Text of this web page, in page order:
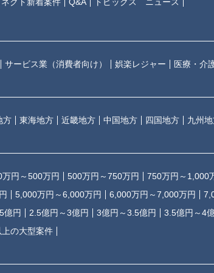
サービス業（消費者向け） 娯楽レジャー 医療・介
方 東海地方 近畿地方 中国地方 四国地方 九州
万円～500万円 500万円～750万円 750万円～1,000
5,000万円～6,000万円 6,000万円～7,000万円
億円 2.5億円～3億円 3億円～3.5億円 3.5億円～4
の大型案件